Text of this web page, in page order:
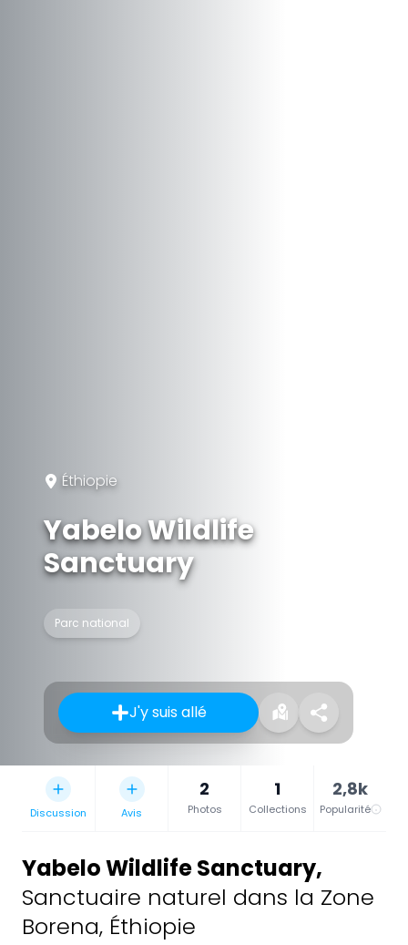
Éthiopie
Yabelo Wildlife
Sanctuary
Parc national
J'y suis allé
Discussion Avis
2
Photos
1
Collections
2,8k
Popularité
Yabelo Wildlife Sanctuary,
Sanctuaire naturel dans la Zone
Borena, Éthiopie